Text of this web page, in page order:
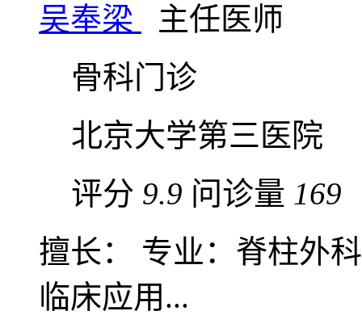
吴奉梁
主任医师
骨科门诊
北京大学第三医院
评分 9.9 问诊量 169
擅长： 专业：脊柱外
临床应用...